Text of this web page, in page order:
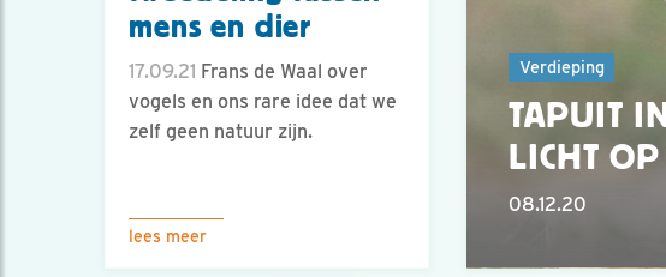
mens en dier
17.09.21 Frans de Waal over
vogels en ons rare idee dat we
zelf geen natuur zijn.
lees meer
Verdieping
TAPUIT
LICHT OP
08.12.20